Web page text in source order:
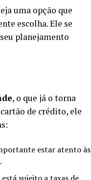
uma opção que
escolha. Ele se
planejamento
, o que já o torna
de crédito, ele
estar atento às